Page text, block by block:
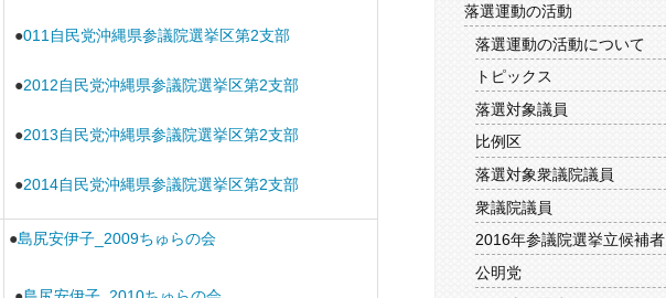
●011自民党沖縄県参議院選挙区第2支部
●2012自民党沖縄県参議院選挙区第2支部
●2013自民党沖縄県参議院選挙区第2支部
●2014自民党沖縄県参議院選挙区第2支部
●島尻安伊子_2009ちゅらの会
落選運動の活動
落選運動の活動について
トピックス
落選対象議員
比例区
落選対象衆議院議員
衆議院議員
2016年参議院選挙立候補者
公明党